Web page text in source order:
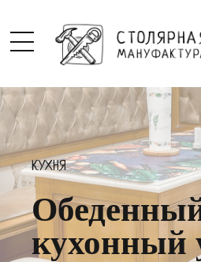
КУХНЯ
кухонный